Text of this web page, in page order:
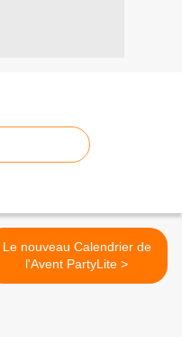
Le nouveau Calendrier de
l'Avent PartyLite >